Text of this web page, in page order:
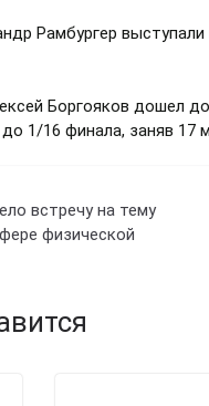
Рамбургер
Боргояков дошел
1/16 финала, заняв 17
встречу на тему
физической